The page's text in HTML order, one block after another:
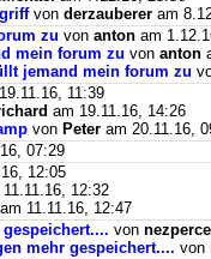
von derzauberer am
zu von anton am
mein forum zu von anton
jemand mein forum zu
11:39
am 19.11.16, 14:26
von Peter am 20.11.16,
07:29
12:05
12:32
am 11.11.16, 12:47
von
mehr gespeichert.... von